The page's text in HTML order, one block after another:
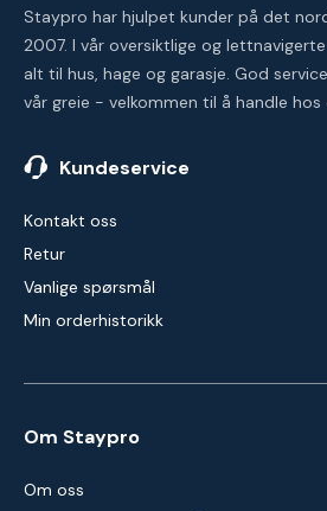
Staypro har hjulpet kunder på det
2007. I vår oversiktlige og
alt til hus, hage og garasje. God
vår greie - velkommen til å handle hos
Kundeservice
Kontakt oss
Retur
Vanlige spørsmål
Min orderhistorikk
Om Staypro
Om oss